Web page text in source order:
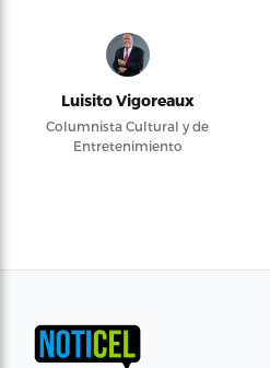
Luisito Vigoreaux
Columnista Cultural y de
Entretenimiento